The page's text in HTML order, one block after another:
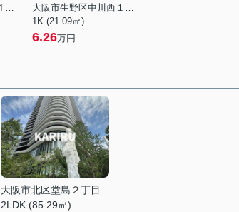
大阪市生野区勝山南４丁目
大阪市生野区中川西１丁目
1K (21.09㎡)
6.26万円
大阪市北区堂島２丁目
2LDK (85.29㎡)